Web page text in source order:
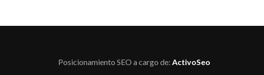
Posicionamiento SEO a cargo de: ActivoSeo